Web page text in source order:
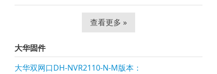
查看更多 »
大华固件
大华双网口DH-NVR2110-N-M版本：